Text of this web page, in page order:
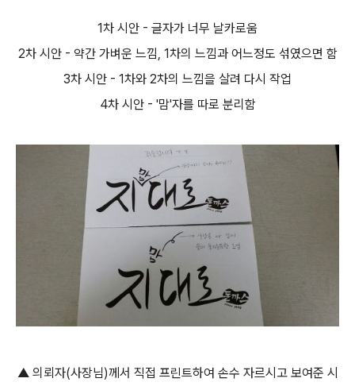
1차 시안 - 글자가 너무 날카로움
2차 시안 - 약간 가벼운 느낌, 1차의 느낌과 어느정도 섞였으면 함
3차 시안 - 1차와 2차의 느낌을 살려 다시 작업
4차 시안 - '맘'자를 따로 분리함
▲ 의뢰자(사장님)께서 직접 프린트하여 손수 자르시고 보여준 시